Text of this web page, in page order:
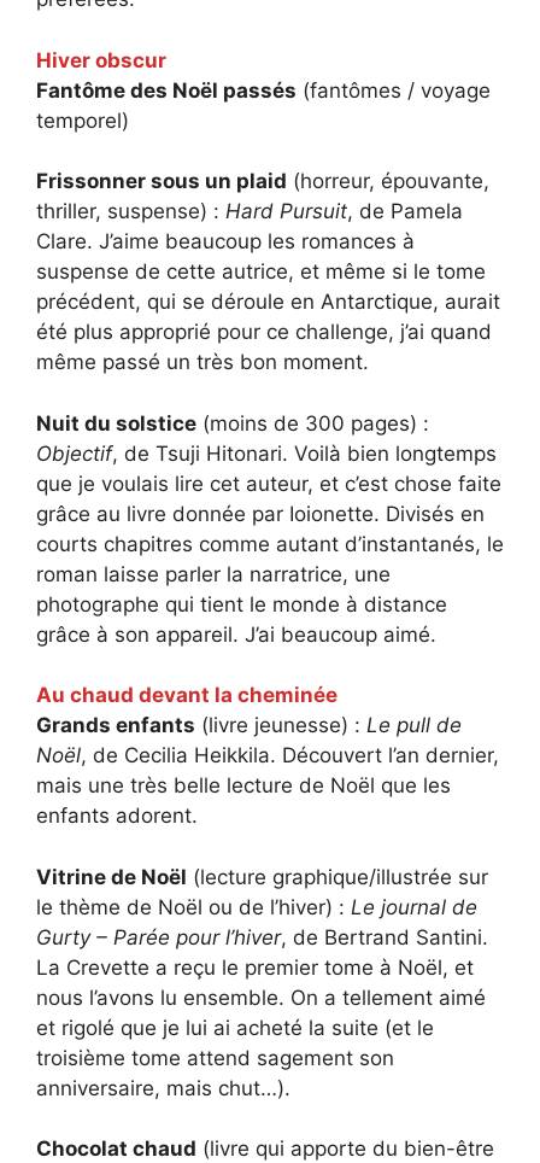
Hiver obscur
Fantôme des Noël passés (fantômes / voyage
temporel)
Frissonner sous un plaid (horreur, épouvante,
thriller, suspense) : Hard Pursuit, de Pamela
Clare. J’aime beaucoup les romances à
suspense de cette autrice, et même si le tome
précédent, qui se déroule en Antarctique, aurait
été plus approprié pour ce challenge, j’ai quand
même passé un très bon moment.
Nuit du solstice (moins de 300 pages) :
Objectif, de Tsuji Hitonari. Voilà bien longtemps
que je voulais lire cet auteur, et c’est chose faite
grâce au livre donnée par Ioionette. Divisés en
courts chapitres comme autant d’instantanés, le
roman laisse parler la narratrice, une
photographe qui tient le monde à distance
grâce à son appareil. J’ai beaucoup aimé.
Au chaud devant la cheminée
Grands enfants (livre jeunesse) : Le pull de
Noël, de Cecilia Heikkila. Découvert l’an dernier,
mais une très belle lecture de Noël que les
enfants adorent.
Vitrine de Noël (lecture graphique/illustrée sur
le thème de Noël ou de l’hiver) : Le journal de
Gurty – Parée pour l’hiver, de Bertrand Santini.
La Crevette a reçu le premier tome à Noël, et
nous l’avons lu ensemble. On a tellement aimé
et rigolé que je lui ai acheté la suite (et le
troisième tome attend sagement son
anniversaire, mais chut…).
Chocolat chaud (livre qui apporte du bien-être